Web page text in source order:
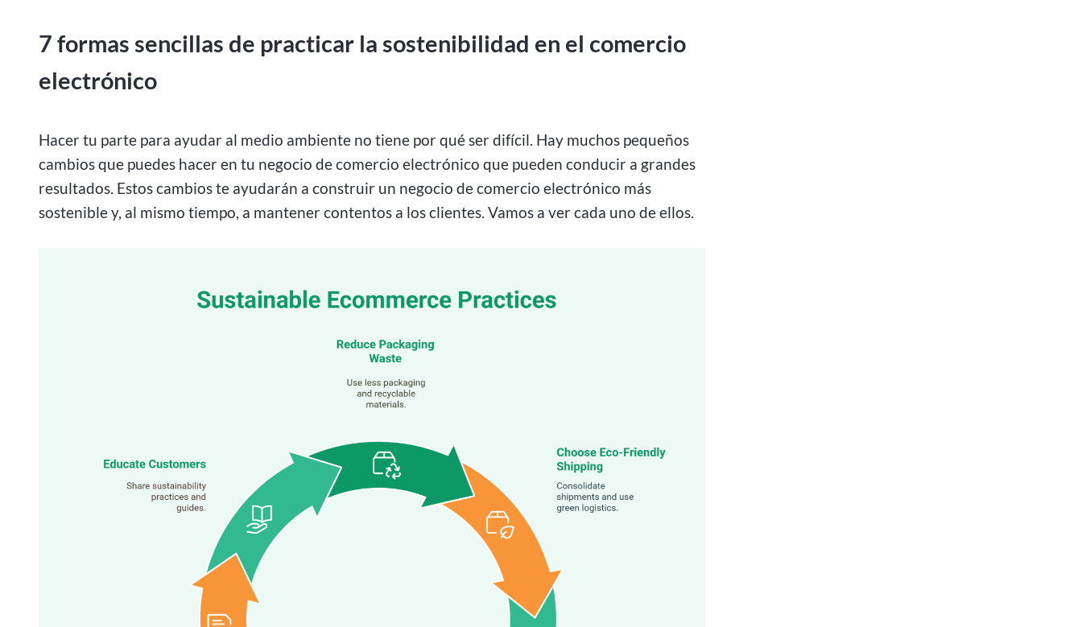
7 formas sencillas de practicar la sostenibilidad en el comercio
electrónico
Hacer tu parte para ayudar al medio ambiente no tiene por qué ser difícil. Hay muchos pequeños
cambios que puedes hacer en tu negocio de comercio electrónico que pueden conducir a grandes
resultados. Estos cambios te ayudarán a construir un negocio de comercio electrónico más
sostenible y, al mismo tiempo, a mantener contentos a los clientes. Vamos a ver cada uno de ellos.